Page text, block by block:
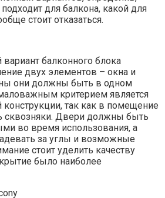
для балкона, какой для
стоит отказаться.
вариант балконного блока
двух элементов – окна и
они должны быть в одном
критерием является
конструкции, так как в помещение
сквозняки. Двери должны быть
во время использования, а
за углы и возможные
стоит уделить качеству
было наиболее